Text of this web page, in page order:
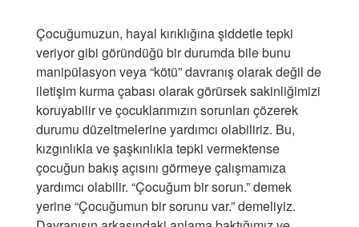
Çocuğumuzun, hayal kırıklığına şiddetle tepki
veriyor gibi göründüğü bir durumda bile bunu
manipülasyon veya “kötü” davranış olarak değil de
iletişim kurma çabası olarak görürsek sakinliğimizi
koruyabilir ve çocuklarımızın sorunları çözerek
durumu düzeltmelerine yardımcı olabiliriz. Bu,
kızgınlıkla ve şaşkınlıkla tepki vermektense
çocuğun bakış açısını görmeye çalışmamıza
yardımcı olabilir. “Çocuğum bir sorun.” demek
yerine “Çocuğumun bir sorunu var.” demeliyiz.